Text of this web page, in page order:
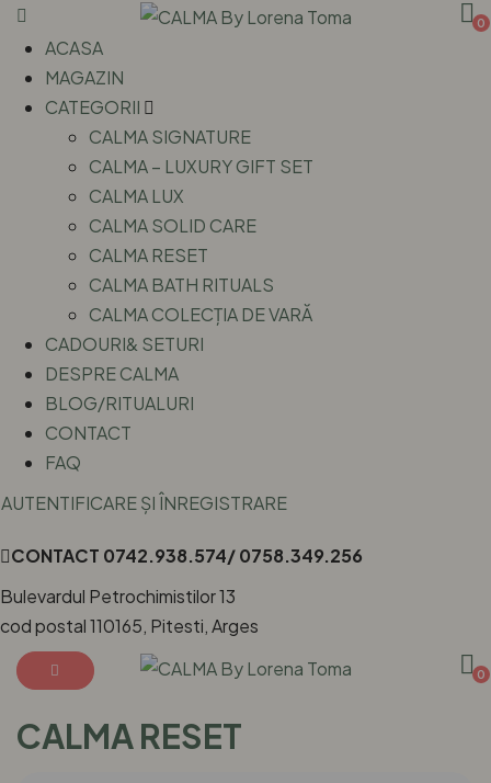
0
ACASA
MAGAZIN
CATEGORII
CALMA SIGNATURE
CALMA – LUXURY GIFT SET
CALMA LUX
CALMA SOLID CARE
CALMA RESET
CALMA BATH RITUALS
CALMA COLECȚIA DE VARĂ
CADOURI& SETURI
DESPRE CALMA
BLOG/RITUALURI
CONTACT
FAQ
AUTENTIFICARE ȘI ÎNREGISTRARE
CONTACT 0742.938.574/ 0758.349.256
Bulevardul Petrochimistilor 13
cod postal 110165, Pitesti, Arges
0
CALMA RESET